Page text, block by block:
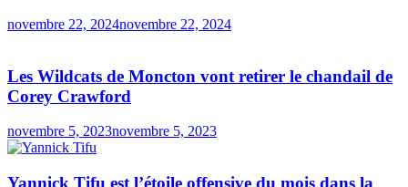
novembre 22, 2024novembre 22, 2024
Les Wildcats de Moncton vont retirer le chandail de
Corey Crawford
novembre 5, 2023novembre 5, 2023
Yannick Tifu est l’étoile offensive du mois dans la